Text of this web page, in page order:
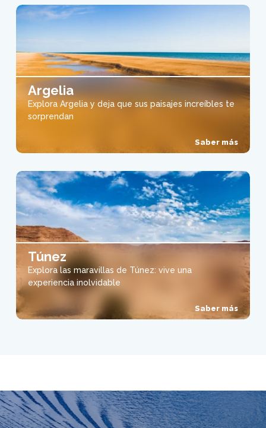
Argelia
Explora Argelia y deja que sus paisajes increíbles te
sorprendan
Saber más
Túnez
Explora las maravillas de Túnez: vive una
experiencia inolvidable
Saber más